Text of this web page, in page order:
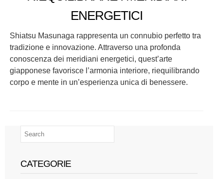
ENERGETICI
Shiatsu Masunaga rappresenta un connubio perfetto tra
tradizione e innovazione. Attraverso una profonda
conoscenza dei meridiani energetici, quest’arte
giapponese favorisce l’armonia interiore, riequilibrando
corpo e mente in un’esperienza unica di benessere.
CATEGORIE